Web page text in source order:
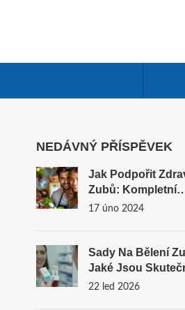
NEDÁVNÝ PŘÍSPĚVEK
Jak Podpořit
Zubů: Kompletní
Průvodce Pro
17 úno 2024
Sady Na Bělení
Jaké Jsou
Alternativy A Co
22 led 2026